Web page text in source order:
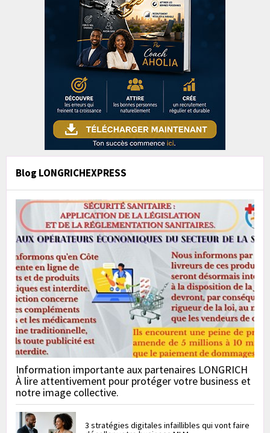
Blog LONGRICHEXPRESS
Information importante aux partenaires LONGRICH
À lire attentivement pour protéger votre business et
notre image collective.
3 stratégies digitales infaillibles qui vont faire